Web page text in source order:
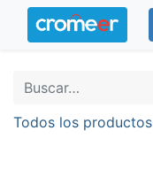
Todos los productos